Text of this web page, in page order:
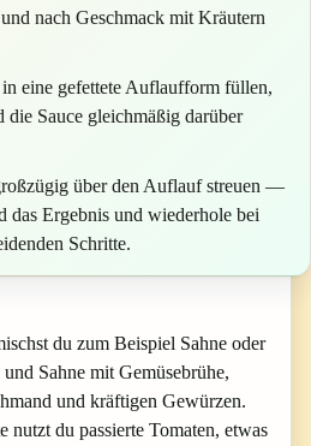
nach Geschmack mit Kräutern
eine gefettete Auflaufform füllen,
die Sauce gleichmäßig darüber
über den Auflauf streuen —
das Ergebnis und wiederhole bei
Schritte.
du zum Beispiel Sahne oder
Sahne mit Gemüsebrühe,
und kräftigen Gewürzen.
nutzt du passierte Tomaten, etwas